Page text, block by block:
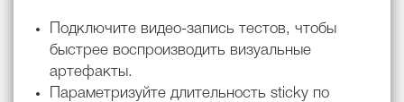
Подключите видео-запись тестов, чтобы
быстрее воспроизводить визуальные
артефакты.
Параметризуйте длительность sticky по